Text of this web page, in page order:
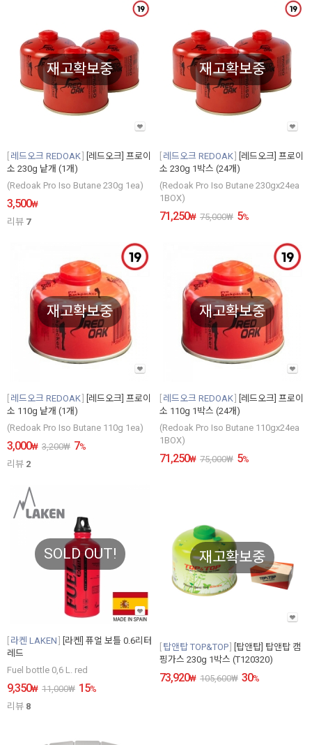
재고확보중
레드오크 REDOAK
[레드오크] 프로이
소 230g 낱개 (1개)
(Redoak Pro Iso Butane 230g 1ea)
3,500₩
리뷰 7
재고확보중
레드오크 REDOAK
[레드오크] 프로이
소 230g 1박스 (24개)
(Redoak Pro Iso Butane 230gx24ea
1BOX)
71,250₩ 75,000₩ 5%
재고확보중
레드오크 REDOAK
[레드오크] 프로이
소 110g 낱개 (1개)
(Redoak Pro Iso Butane 110g 1ea)
3,000₩ 3,200₩ 7%
리뷰 2
재고확보중
레드오크 REDOAK
[레드오크] 프로이
소 110g 1박스 (24개)
(Redoak Pro Iso Butane 110gx24ea
1BOX)
71,250₩ 75,000₩ 5%
SOLD OUT!
라켄 LAKEN
[라켄] 퓨얼 보틀 0.6리터
레드
Fuel bottle 0,6 L. red
9,350₩ 11,000₩ 15%
리뷰 8
재고확보중
탑앤탑 TOP&TOP
[탑앤탑] 탑앤탑 캠
핑가스 230g 1박스 (T120320)
73,920₩ 105,600₩ 30%